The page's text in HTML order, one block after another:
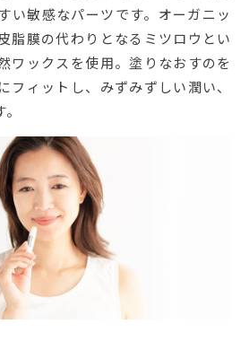
い敏感なパーツです。オーガニッ
脂膜の代わりとなるミツロウとい
ワックスを使用。塗りなおすのを
フィットし、みずみずしい潤い、